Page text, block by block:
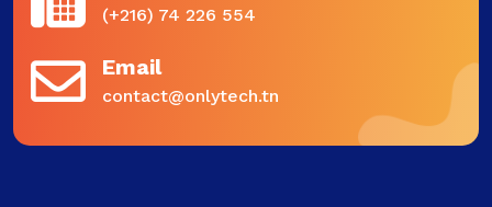
(+216) 74 226 554
Email
contact@onlytech.tn